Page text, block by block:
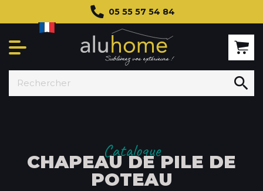
05 55 57 54 84

Catalogue
CHAPEAU DE PILE DE
POTEAU